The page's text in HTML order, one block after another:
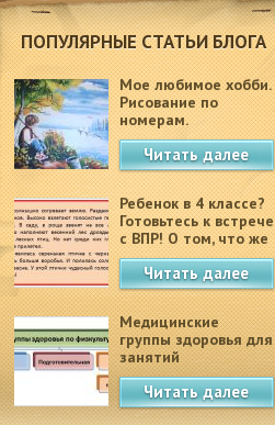
ПОПУЛЯРНЫЕ СТАТЬИ БЛОГА
Мое любимое хобби.
Рисование по
номерам.
Читать далее
Ребенок в 4 классе?
Готовьтесь к встрече
с ВПР! О том, что же
это такое.
Читать далее
Медицинские
группы здоровья для
занятий
физкультурой в
школеЧитать далее